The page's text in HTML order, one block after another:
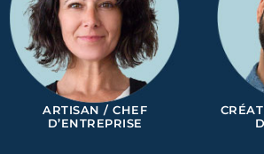
ARTISAN / CHEF
D’ENTREPRISE